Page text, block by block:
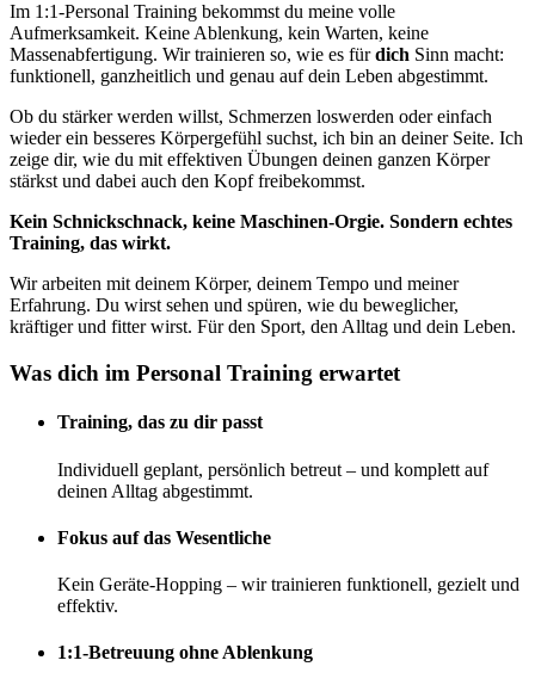
Im 1:1-Personal Training bekommst du meine volle
Aufmerksamkeit. Keine Ablenkung, kein Warten, keine
Massenabfertigung. Wir trainieren so, wie es fürdich Sinn macht:
funktionell, ganzheitlich und genau auf dein Leben abgestimmt.
Ob du stärker werden willst, Schmerzen loswerden oder einfach
wieder ein besseres Körpergefühl suchst, ich bin an deiner Seite. Ich
zeige dir, wie du mit effektiven Übungen deinen ganzen Körper
stärkst und dabei auch den Kopf freibekommst.
Kein Schnickschnack, keine Maschinen-Orgie. Sondern echtes
Training, das wirkt.
Wir arbeiten mit deinem Körper, deinem Tempo und meiner
Erfahrung. Du wirst sehen und spüren, wie du beweglicher,
kräftiger und fitter wirst. Für den Sport, den Alltag und dein Leben.
Was dich im Personal Training erwartet
Training, das zu dir passt
Individuell geplant, persönlich betreut – und komplett auf
deinen Alltag abgestimmt.
Fokus auf das Wesentliche
Kein Geräte-Hopping – wir trainieren funktionell, gezielt und
effektiv.
1:1-Betreuung ohne Ablenkung